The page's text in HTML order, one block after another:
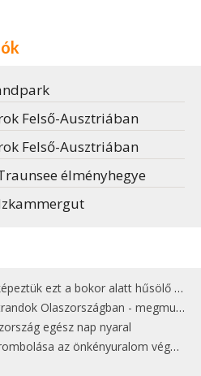
Felső-Ausztriában
Felső-Ausztriában
élményhegye
a bokor alatt hűsölő cicát Kisorosziban
- megmutatjuk a 15 legjobbat
egész nap nyaral
az önkényuralom végét jelentette